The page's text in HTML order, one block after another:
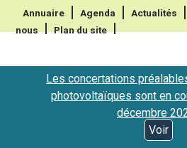
Annuaire Agenda Actualités
nous
Plan du site
Les concertations
photovoltaïques sont en
décembre
Voir